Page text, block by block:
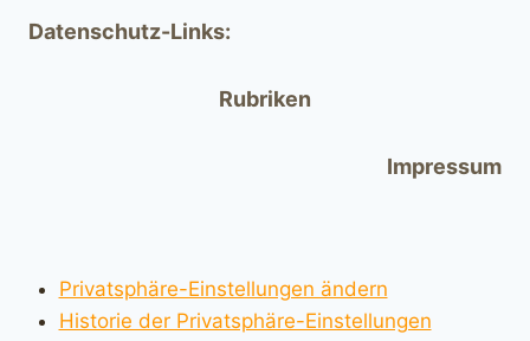
Datenschutz-Links:
Rubriken
Impressum
Privatsphäre-Einstellungen ändern
Historie der Privatsphäre-Einstellungen